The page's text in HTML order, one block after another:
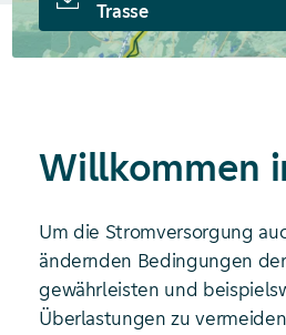
Trasse
Willkommen
Um die Stromversorgung
ändernden Bedingungen
gewährleisten und
Überlastungen zu